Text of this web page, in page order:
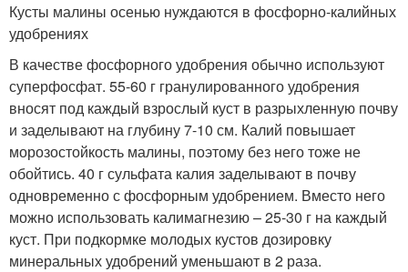
Кусты малины осенью нуждаются в фосфорно-калийных
удобрениях
В качестве фосфорного удобрения обычно используют
суперфосфат. 55-60 г гранулированного удобрения
вносят под каждый взрослый куст в разрыхленную почву
и заделывают на глубину 7-10 см. Калий повышает
морозостойкость малины, поэтому без него тоже не
обойтись. 40 г сульфата калия заделывают в почву
одновременно с фосфорным удобрением. Вместо него
можно использовать калимагнезию – 25-30 г на каждый
куст. При подкормке молодых кустов дозировку
минеральных удобрений уменьшают в 2 раза.